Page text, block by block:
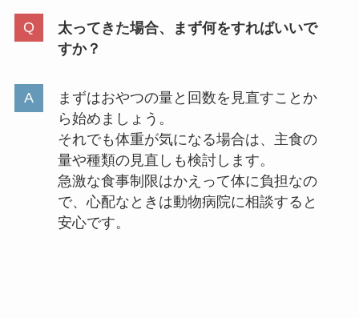
太ってきた場合、まず何をすればいいで
すか？
まずはおやつの量と回数を見直すことか
ら始めましょう。
それでも体重が気になる場合は、主食の
量や種類の見直しも検討します。
急激な食事制限はかえって体に負担なの
で、心配なときは動物病院に相談すると
安心です。